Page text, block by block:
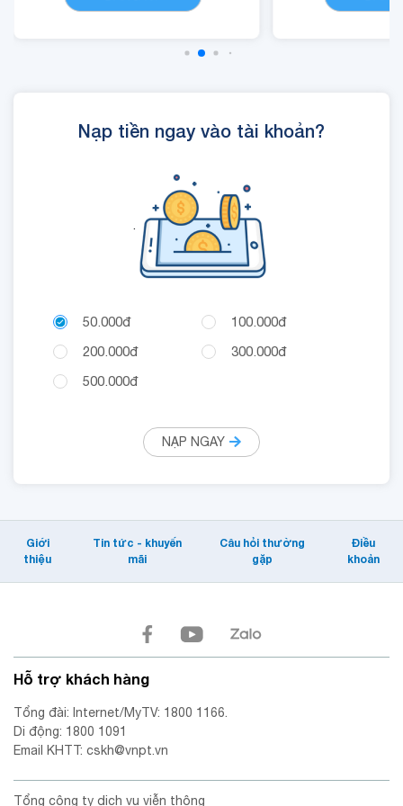
- Cộng 300 RUBY, 01 Mã
Nạp tiền ngay vào tài khoản?
.
50.000đ
100.000đ
200.000đ
300.000đ
500.000đ
NẠP NGAY
Giới
thiệu
Tin tức - khuyến
mãi
Câu hỏi thường
gặp
Điều
khoản
Hỗ trợ khách hàng
Tổng đài: Internet/MyTV: 1800 1166.
Di động: 1800 1091
Email KHTT: cskh@vnpt.vn
Tổng công ty dịch vụ viễn thông